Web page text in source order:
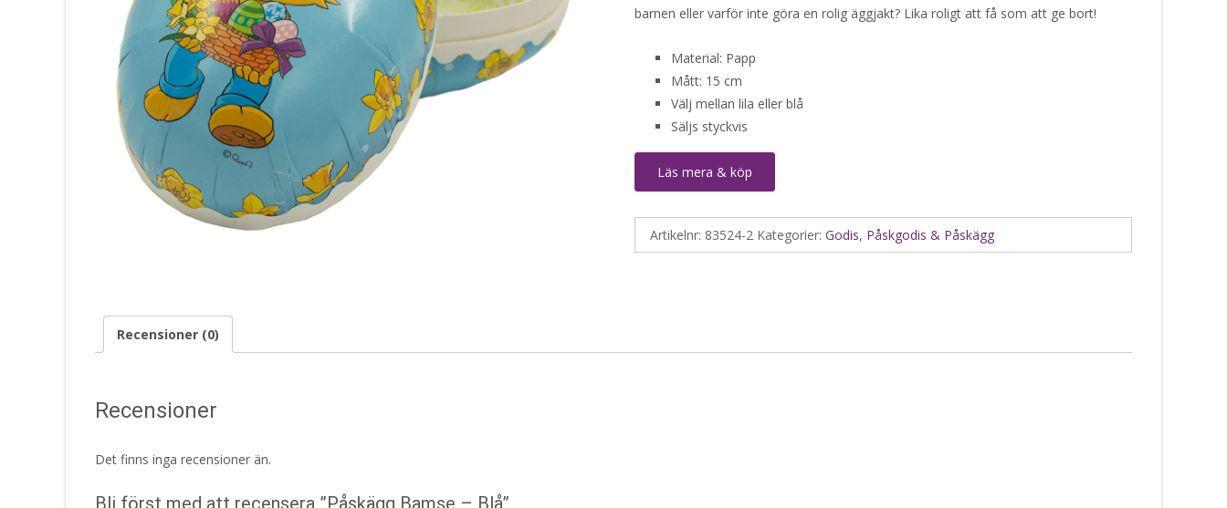
barnen eller varför inte göra en rolig äggjakt? Lika roligt att få som att ge bort!
Material: Papp
Mått: 15 cm
Välj mellan lila eller blå
Säljs styckvis
Läs mera & köp
Artikelnr: 83524-2 Kategorier: Godis, Påskgodis & Påskägg
Recensioner (0)
Recensioner
Det finns inga recensioner än.
Bli först med att recensera ”Påskägg Bamse – Blå”